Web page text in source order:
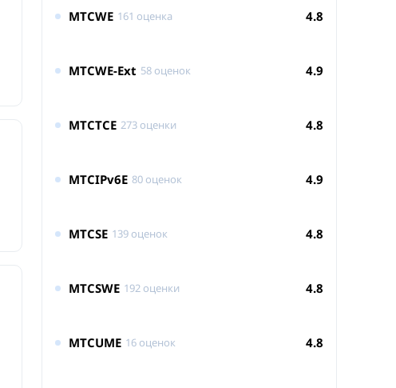
MTCWE 161 оценка 4.8
MTCWE-Ext 58 оценок 4.9
MTCTCE 273 оценки 4.8
MTCIPv6E 80 оценок 4.9
MTCSE 139 оценок 4.8
MTCSWE 192 оценки 4.8
MTCUME 16 оценок 4.8